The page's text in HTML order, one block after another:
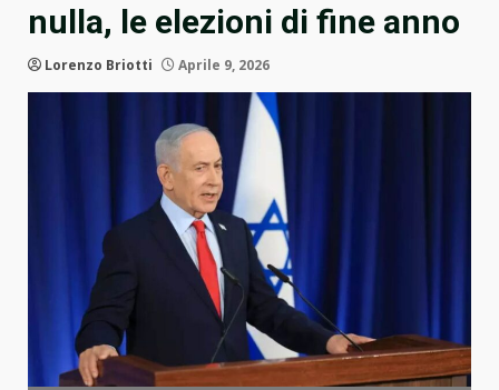
nulla, le elezioni di fine anno
Lorenzo Briotti Aprile 9, 2026